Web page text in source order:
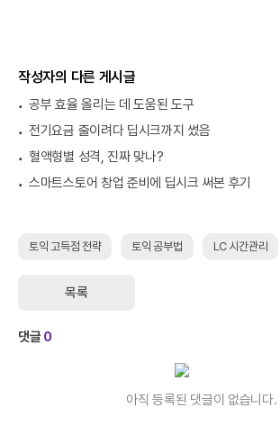
작성자의 다른 게시글
공부 효율 올리는 데 도움된 도구
전기요금 줄이려다 딥시크까지 썼음
혈액형별 성격, 진짜 맞나?
스마트스토어 창업 준비에 딥시크 써본 후기
토익 고득점 전략 토익 공부법 LC 시간관리
목록
댓글0
아직 등록된 댓글이 없습니다.